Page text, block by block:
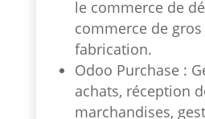
le commerce de
commerce de gros
fabrication.
Odoo Purchase :
achats, réception
marchandises,